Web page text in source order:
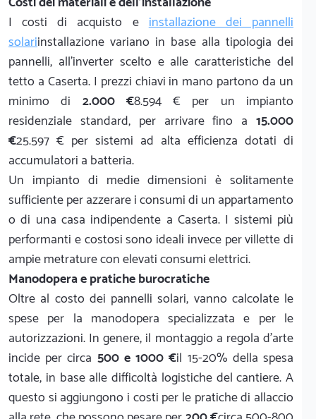
I costi di acquisto einstallazione dei pannelli
solariinstallazione variano in base alla tipologia dei
pannelli, all'inverter scelto e alle caratteristiche del
tetto a Caserta. I prezzi chiavi in mano partono da un
minimo di 2.000 €8.594 € per un impianto
residenziale standard, per arrivare fino a 15.000
€25.597 € per sistemi ad alta efficienza dotati di
accumulatori a batteria.
Un impianto di medie dimensioni è solitamente
sufficiente per azzerare i consumi di un appartamento
o di una casa indipendente a Caserta. I sistemi più
performanti e costosi sono ideali invece per villette di
ampie metrature con elevati consumi elettrici.
Manodopera e pratiche burocratiche
Oltre al costo dei pannelli solari, vanno calcolate le
spese per la manodopera specializzata e per le
autorizzazioni. In genere, il montaggio a regola d'arte
incide per circa 500 e 1000 €il 15-20% della spesa
totale, in base alle difficoltà logistiche del cantiere. A
questo si aggiungono i costi per le pratiche di allaccio